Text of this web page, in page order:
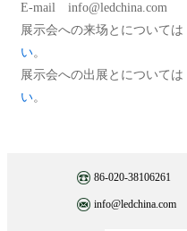
E-mail info@ledchina.com
展示会への来场とについては
い。
展示会への出展とについては
い。
86-020-38106261
info@ledchina.com